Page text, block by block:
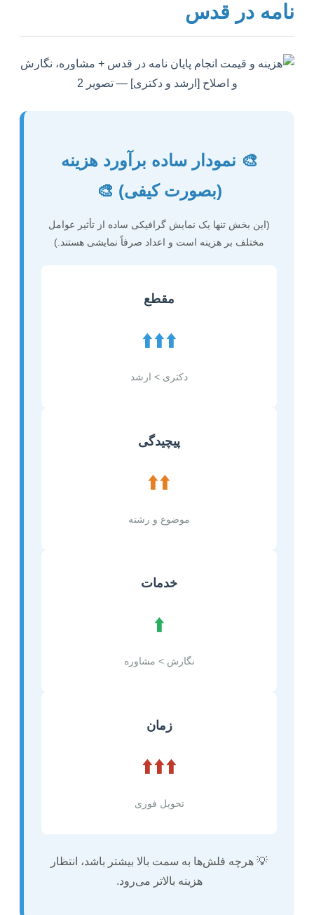
نامه در قدس
🎨 نمودار ساده برآورد هزینه
(بصورت کیفی) 🎨
(این بخش تنها یک نمایش گرافیکی ساده از تأثیر عوامل
مختلف بر هزینه است و اعداد صرفاً نمایشی هستند.)
مقطع
⬆️⬆️⬆️
دکتری > ارشد
پیچیدگی
⬆️⬆️
موضوع و رشته
خدمات
⬆️
نگارش > مشاوره
زمان
⬆️⬆️⬆️
تحویل فوری
💡 هرچه فلش‌ها به سمت بالا بیشتر باشد، انتظار
هزینه بالاتر می‌رود.